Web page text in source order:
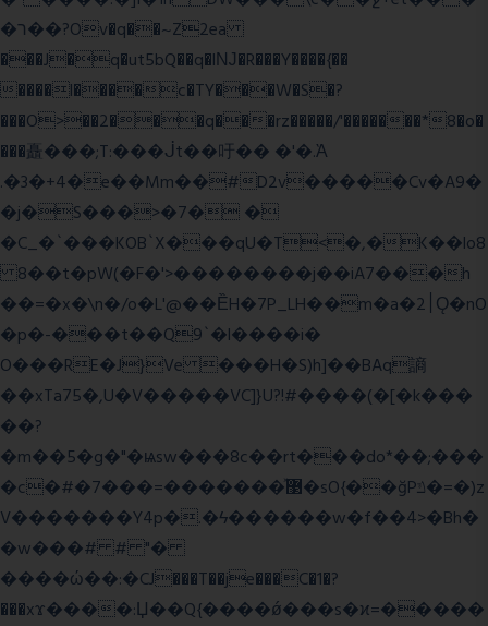
�ר��?Ov�q��~Z2ea
���J�q�ut5bQ��q�lǊ�R���Y����{��
����l����c�TY���W�S�?
���O>��2���q���rz�����/'�������*8�o�
���矗���;T:���ᒎt��吁�� �'�.Ὰ
.�3�+4�e��Mm��#D2v�����Cv�A9�
�j�S���>�7� �
�C_�`���KOB`X���qU�T<�,�K��lo8
8��t�pW(�F�'>��������j��iA7���h
��=�x�\n�/o�L'@��ȄH�7P_LH��m�a�2׀Ǫ�nO
�p�-���t��Q9`�l����i�
O���RE�J}Ve ���H�S)h]��BAq謪
��xTa75�,U�V�����VC]}U?!#����(�[�k���
��?
�m��5�g�"�ѩsw���8c��rt���do*��;���
�c�#�޳�ͯ������=���7�sO{��ğPݿ�=�)z
V�������Y4p�.�ϟ������w�f��4>�Bh�
�w���# # "�
����ώ��:�CJ���T��je���C�1�?
���xϫ����:Џ��Q{����ǿ���s�ϰ=�����